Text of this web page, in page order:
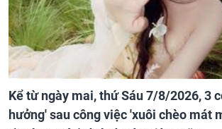
Kể từ ngày mai, thứ Sáu 7/8/2026, 3
hưởng' sau công việc 'xuôi chèo mát